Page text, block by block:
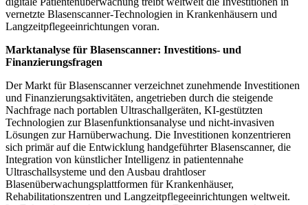
vernetzte Blasenscanner-Technologien in Krankenhäusern und
Langzeitpflegeeinrichtungen voran.
Marktanalyse für Blasenscanner: Investitions- und
Finanzierungsfragen
Der Markt für Blasenscanner verzeichnet zunehmende Investitionen
und Finanzierungsaktivitäten, angetrieben durch die steigende
Nachfrage nach portablen Ultraschallgeräten, KI-gestützten
Technologien zur Blasenfunktionsanalyse und nicht-invasiven
Lösungen zur Harnüberwachung. Die Investitionen konzentrieren
sich primär auf die Entwicklung handgeführter Blasenscanner, die
Integration von künstlicher Intelligenz in patientennahe
Ultraschallsysteme und den Ausbau drahtloser
Blasenüberwachungsplattformen für Krankenhäuser,
Rehabilitationszentren und Langzeitpflegeeinrichtungen weltweit.